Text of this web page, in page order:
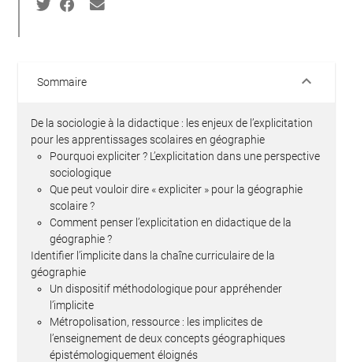
Sommaire keyboard_arrow_down
De la sociologie à la didactique : les enjeux de l’explicitation
pour les apprentissages scolaires en géographie
Pourquoi expliciter ? L’explicitation dans une perspective
sociologique
Que peut vouloir dire « expliciter » pour la géographie
scolaire ?
Comment penser l’explicitation en didactique de la
géographie ?
Identifier l’implicite dans la chaîne curriculaire de la
géographie
Un dispositif méthodologique pour appréhender
l’implicite
Métropolisation, ressource : les implicites de
l’enseignement de deux concepts géographiques
épistémologiquement éloignés